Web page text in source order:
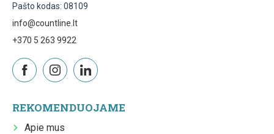
Pašto kodas: 08109
info@countline.lt
+370 5 263 9922
REKOMENDUOJAME
Apie mus